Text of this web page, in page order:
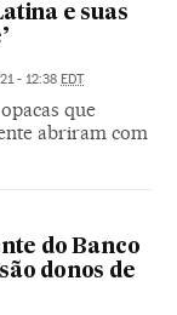
e suas
- 12:38 EDT
que
abriram com
do Banco
donos de